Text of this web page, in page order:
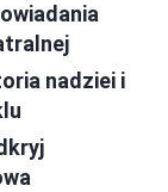
nadziei i